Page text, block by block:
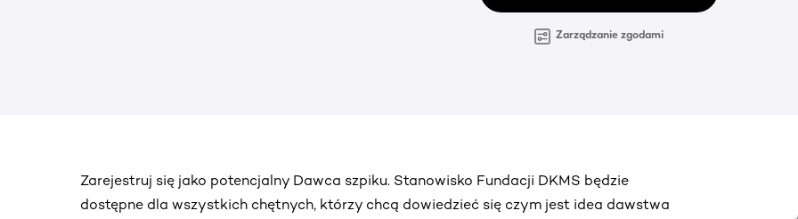
Zarządzanie zgodami
Zarejestruj się jako potencjalny Dawca szpiku. Stanowisko Fundacji DKMS będzie
dostępne dla wszystkich chętnych, którzy chcą dowiedzieć się czym jest idea dawstwa